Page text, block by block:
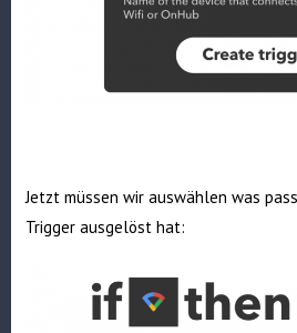
Jetzt müssen wir auswählen was
Trigger ausgelöst hat: